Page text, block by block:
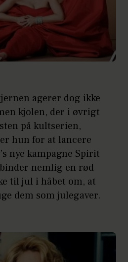
agerer dog ikke
kjolen, der i øvrigt
på kultserien,
hun for at lancere
nye kampagne Spirit
nemlig en rød
til jul i håbet om, at
dem som julegaver.